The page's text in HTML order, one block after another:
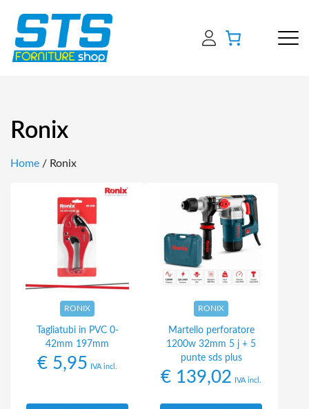
Ronix
Home / Ronix
RONIX
Tagliatubi in PVC 0-
42mm 197mm
€ 5,95 IVA incl.
RONIX
Martello perforatore
1200w 32mm 5 j + 5
punte sds plus
€ 139,02 IVA incl.